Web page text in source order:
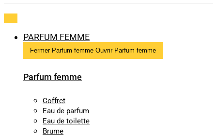
PARFUM FEMME
Fermer Parfum femme Ouvrir Parfum femme
Parfum femme
Coffret
Eau de parfum
Eau de toilette
Brume